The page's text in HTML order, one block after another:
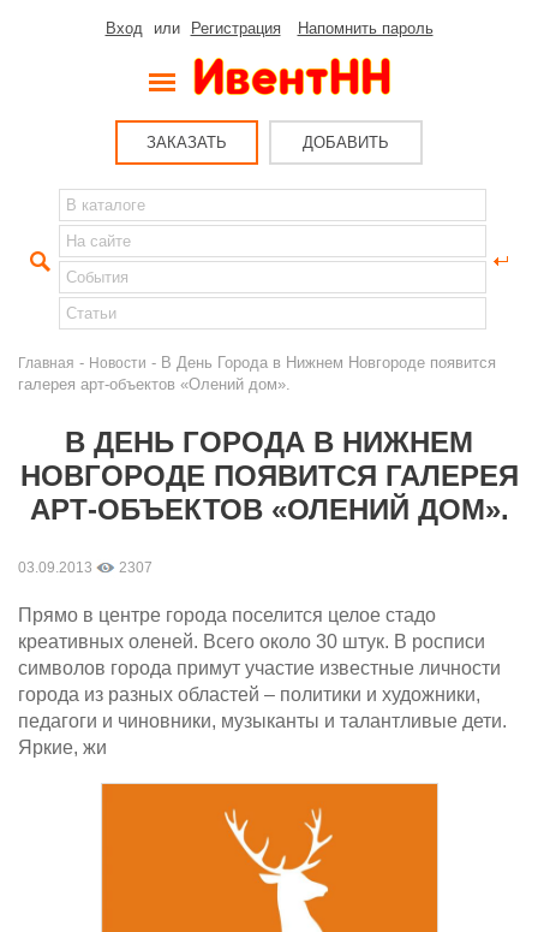
Вход или Регистрация Напомнить пароль
ЗАКАЗАТЬ ДОБАВИТЬ
Главная - Новости - В День Города в Нижнем Новгороде появится
галерея арт-объектов «Олений дом».
В ДЕНЬ ГОРОДА В НИЖНЕМ
НОВГОРОДЕ ПОЯВИТСЯ ГАЛЕРЕЯ
АРТ-ОБЪЕКТОВ «ОЛЕНИЙ ДОМ».
03.09.2013 2307
Прямо в центре города поселится целое стадо
креативных оленей. Всего около 30 штук. В росписи
символов города примут участие известные личности
города из разных областей – политики и художники,
педагоги и чиновники, музыканты и талантливые дети.
Яркие, жи